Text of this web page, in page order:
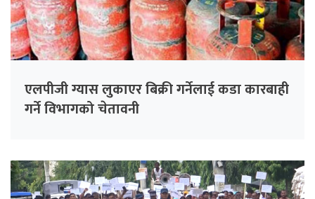
एलपीजी ग्यास लुकाएर बिक्री गर्नेलाई कडा कारबाही
गर्ने विभागको चेतावनी